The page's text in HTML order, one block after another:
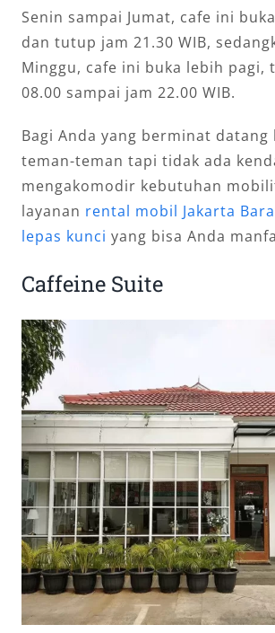
Senin sampai Jumat, cafe ini
dan tutup jam 21.30 WIB,
Minggu, cafe ini buka lebih pagi,
08.00 sampai jam 22.00 WIB.
Bagi Anda yang berminat datang
teman-teman tapi tidak ada
mengakomodir kebutuhan
layanan rental mobil Jakarta
lepas kunci yang bisa Anda
Caffeine Suite